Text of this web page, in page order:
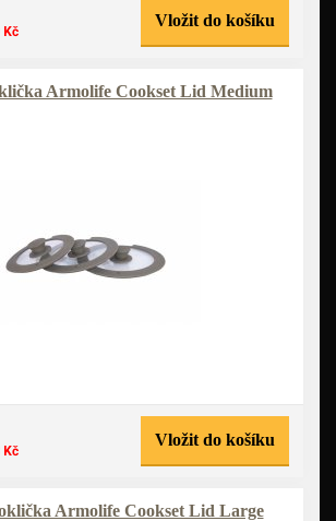
Kč
Vložit do košíku
Armolife Cookset Lid Medium
Kč
Vložit do košíku
Armolife Cookset Lid Large